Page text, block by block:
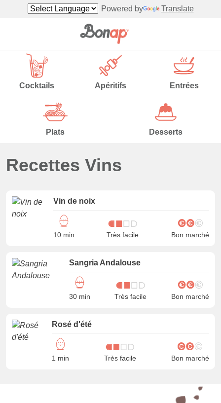
Powered by Translate
Cocktails Apéritifs Entrées
Plats Desserts
Recettes Vins
Vin de noix
10 min Très facile Bon marché
Sangria Andalouse
30 min Très facile Bon marché
Rosé d'été
1 min Très facile Bon marché